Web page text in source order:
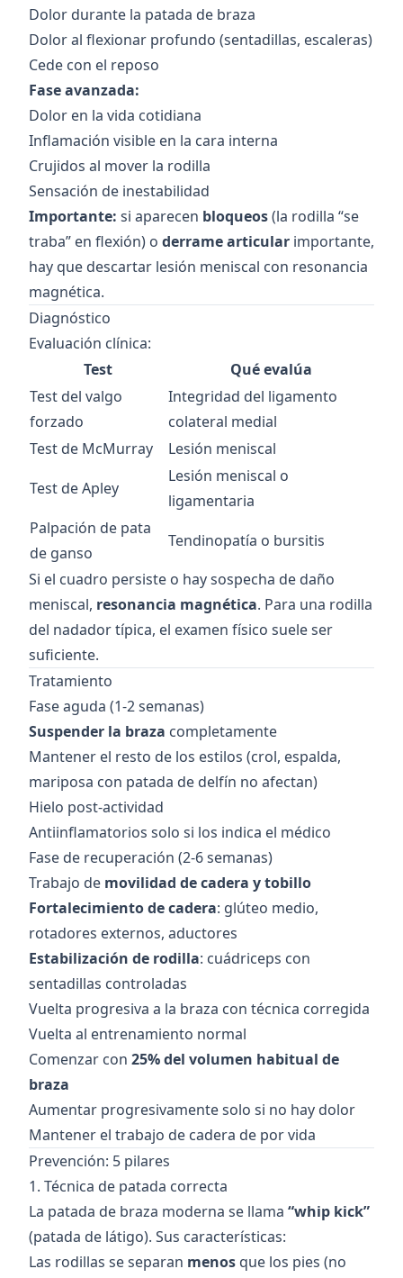
Dolor durante la patada de braza
Dolor al flexionar profundo (sentadillas, escaleras)
Cede con el reposo
Fase avanzada:
Dolor en la vida cotidiana
Inflamación visible en la cara interna
Crujidos al mover la rodilla
Sensación de inestabilidad
Importante: si aparecen bloqueos(la rodilla “se
traba” en flexión) o derrame articular importante,
hay que descartar lesión meniscal con resonancia
magnética.
Diagnóstico
Evaluación clínica:
Test
Qué evalúa
Test del valgo
forzado
Integridad del ligamento
colateral medial
Test de McMurray
Lesión meniscal
Test de Apley
Lesión meniscal o
ligamentaria
Palpación de pata
de ganso
Tendinopatía o bursitis
Si el cuadro persiste o hay sospecha de daño
meniscal, resonancia magnética. Para una rodilla
del nadador típica, el examen físico suele ser
suficiente.
Tratamiento
Fase aguda (1-2 semanas)
Suspender la braza completamente
Mantener el resto de los estilos (crol, espalda,
mariposa con patada de delfín no afectan)
Hielo post-actividad
Antiinflamatorios solo si los indica el médico
Fase de recuperación (2-6 semanas)
Trabajo de movilidad de cadera y tobillo
Fortalecimiento de cadera: glúteo medio,
rotadores externos, aductores
Estabilización de rodilla: cuádriceps con
sentadillas controladas
Vuelta progresiva a la braza con técnica corregida
Vuelta al entrenamiento normal
Comenzar con 25% del volumen habitual de
braza
Aumentar progresivamente solo si no hay dolor
Mantener el trabajo de cadera de por vida
Prevención: 5 pilares
1. Técnica de patada correcta
La patada de braza moderna se llama “whip kick”
(patada de látigo). Sus características:
Las rodillas se separan menos que los pies (no